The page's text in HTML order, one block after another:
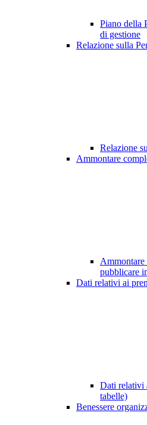
Piano della
di gestione
Relazione sulla
Relazione
Ammontare
Ammontare
pubblicare
Dati relativi ai
Dati relativi
tabelle)
Benessere